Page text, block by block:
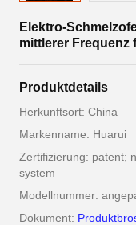
Elektro-
mittlerer Frequenz
Produktdetails
Herkunftsort: China
Markenname: Huarui
Zertifizierung: patent;
system
Modellnummer:
Dokument: